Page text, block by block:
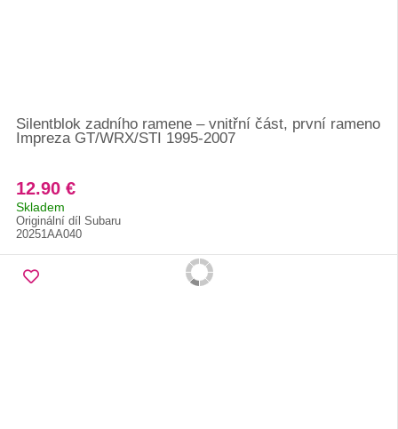
Silentblok zadního ramene – vnitřní část, první rameno
Impreza GT/WRX/STI 1995-2007
12.90 €
Skladem
Originální díl Subaru
20251AA040